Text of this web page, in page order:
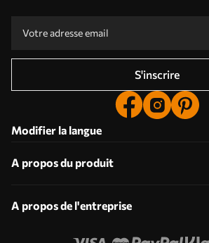
S'inscrire
Modifier la langue
A propos du produit
A propos de l'entreprise